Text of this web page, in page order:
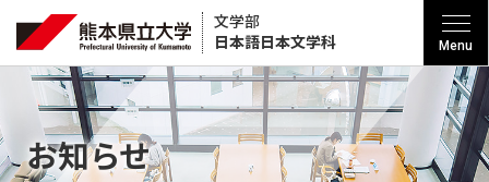
文学部
日本語 日本文学科 Menu
お知らせ